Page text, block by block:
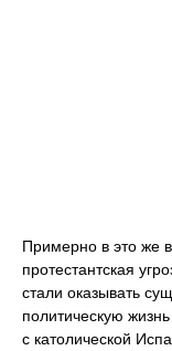
Примерно в это же
протестантская
стали оказывать
политическую
с католической